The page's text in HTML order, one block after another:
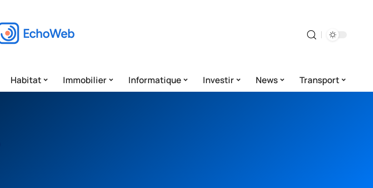
Habitat Immobilier Informatique Investir News Transport